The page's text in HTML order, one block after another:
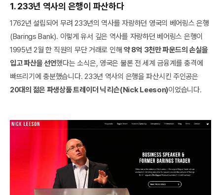
1. 233년 역사의 은행이 파산하다
1762년 설립되어 무려 233년의 역사를 자랑하던 영국의 베어링스 은행
(Barings Bank). 이렇게 유서 깊은 역사를 자랑하던 베어링스 은행이
1995년 2월 한 직원의 무단 거래로 인해약 8억 3천만 파운드의 손실을
입고 파산을 선언했다는 소식은, 영국은 물론 전 세계 금융계를 충격에
빠뜨리기에 충분했습니다. 233년 역사의 은행을 파산시킨 주인공은
20대의 젊은 파생상품 트레이더 닉 리슨(Nick Leeson)이었습니다.